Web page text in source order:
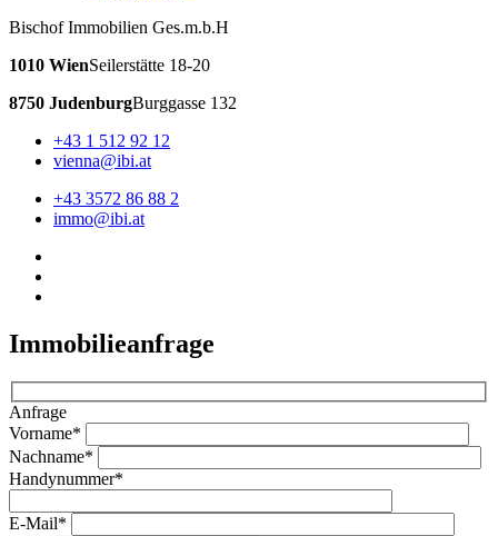
Bischof Immobilien Ges.m.b.H
1010 WienSeilerstätte 18-20
8750 JudenburgBurggasse 132
+43 1 512 92 12
vienna@ibi.at
+43 3572 86 88 2
immo@ibi.at
Immobilieanfrage
Anfrage
Vorname*
Nachname*
Handynummer*
E-Mail*